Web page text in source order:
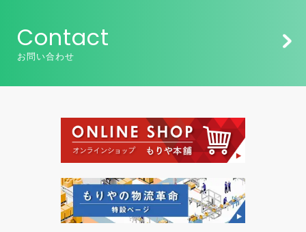
Contact
お問い合わせ